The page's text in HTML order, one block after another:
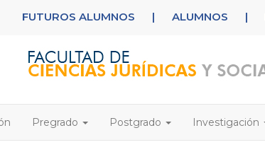
FUTUROS ALUMNOS | ALUMNOS |
Pregrado Postgrado Investigación